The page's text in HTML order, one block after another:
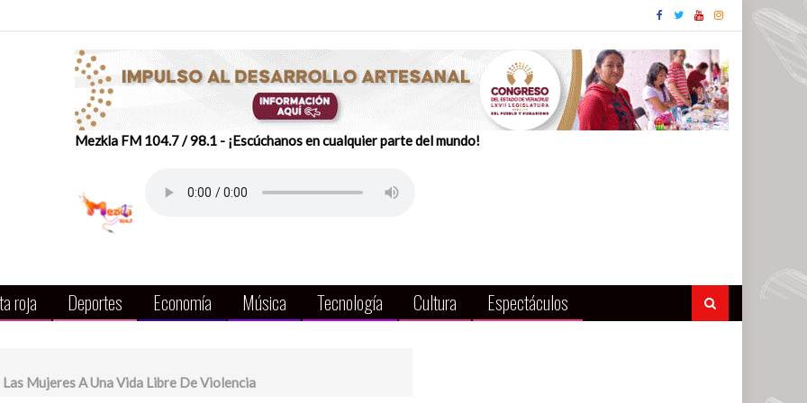
Mezkla FM 104.7 / 98.1 - ¡Escúchanos en cualquier parte del mundo!
roja Deportes Economía Música Tecnología Cultura Espectáculos
Mujeres A Una Vida Libre De Violencia